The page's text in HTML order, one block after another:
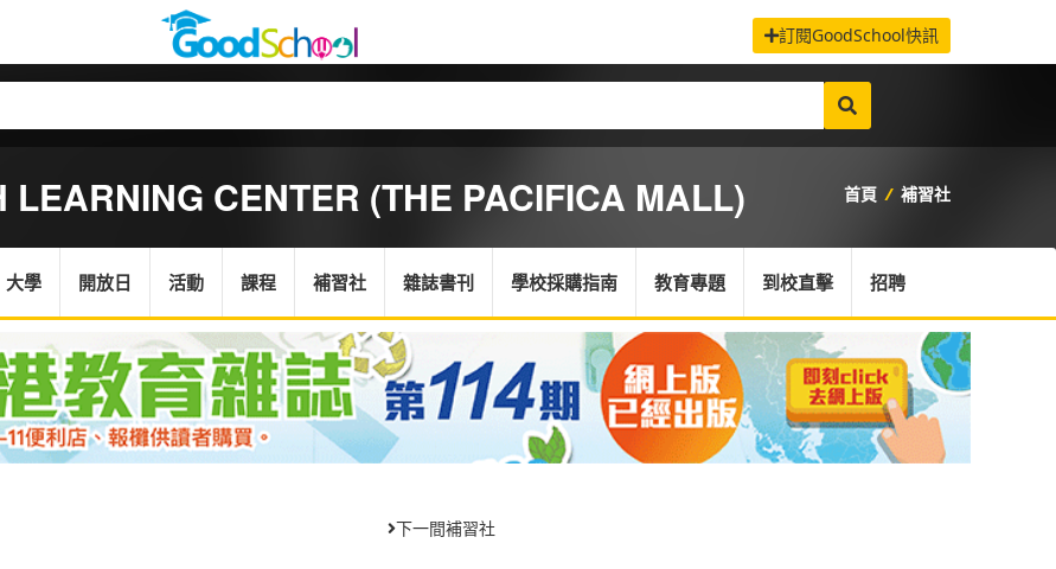
訂閱GoodSchool快訊
LEARNING CENTER (THE PACIFICA MALL) 首頁 / 補習社
大學 開放日 活動 課程 補習社 雜誌書刊 學校採購指南 教育專題 到校直擊 招聘
下一間補習社